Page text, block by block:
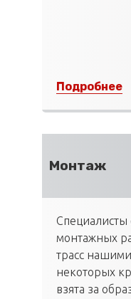
Подробнее
Монтаж
монтажных
трасс
некоторых
взята за